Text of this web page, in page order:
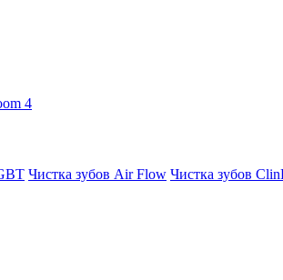
4
Чистка зубов Air Flow Чистка зубов